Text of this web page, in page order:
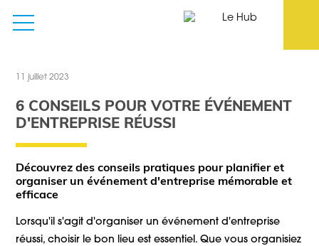
11 juillet 2023
6 CONSEILS POUR VOTRE ÉVÉNEMENT
D'ENTREPRISE RÉUSSI
Découvrez des conseils pratiques pour planifier et
organiser un événement d'entreprise mémorable et
efficace
Lorsqu'il s'agit d'organiser un événement d'entreprise
réussi, choisir le bon lieu est essentiel. Que vous organisiez